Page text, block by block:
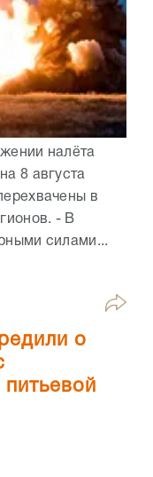
налёта
8 августа
в
- В
силами...
о